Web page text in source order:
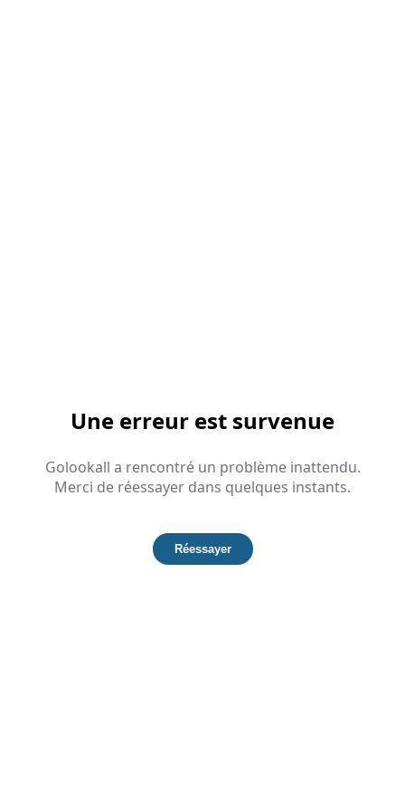
Une erreur est survenue
Golookall a rencontré un problème inattendu.
Merci de réessayer dans quelques instants.
Réessayer